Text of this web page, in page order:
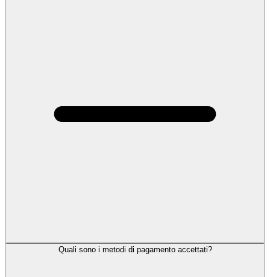
Quali sono i metodi di pagamento accettati?